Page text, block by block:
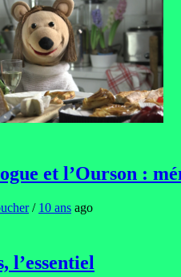
et l’Ourson :
/ 10 ans ago
l’essentiel